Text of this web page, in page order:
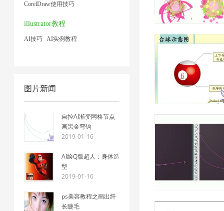
CorelDraw使用技巧
illustrator教程
AI技巧 AI实例教程
图片新闻
自控AI渐变网格节点
画黑金弯钩
2019-01-16
AI绘Q版超人：身体造
型
2019-01-16
ps美容教程之画出纤
长睫毛